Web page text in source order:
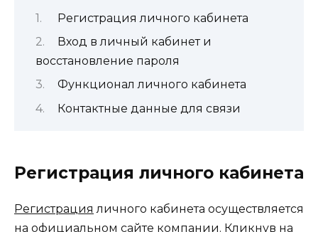
Регистрация личного кабинета
Вход в личный кабинет и
восстановление пароля
Функционал личного кабинета
Контактные данные для связи
Регистрация личного кабинета
Регистрация личного кабинета осуществляется
на официальном сайте компании. Кликнув на